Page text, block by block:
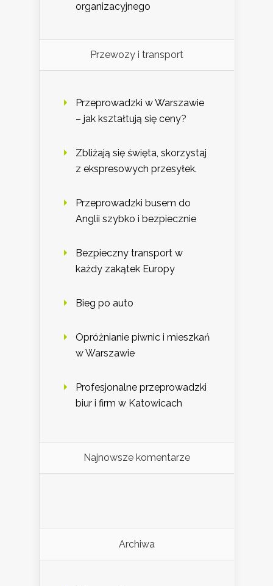
organizacyjnego
Przewozy i transport
Przeprowadzki w Warszawie
– jak kształtują się ceny?
Zbliżają się święta, skorzystaj
z ekspresowych przesyłek.
Przeprowadzki busem do
Anglii szybko i bezpiecznie
Bezpieczny transport w
każdy zakątek Europy
Bieg po auto
Opróżnianie piwnic i mieszkań
w Warszawie
Profesjonalne przeprowadzki
biur i firm w Katowicach
Najnowsze komentarze
Archiwa